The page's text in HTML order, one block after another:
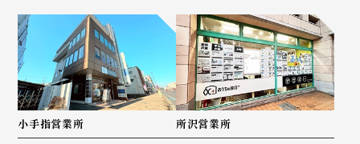
小手指営業所 所沢営業所